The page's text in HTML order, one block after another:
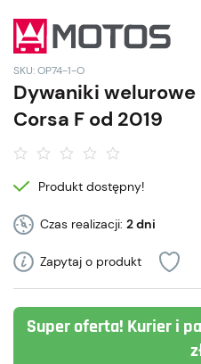
SKU: OP74-1-O
Dywaniki welurowe
Corsa F od 2019
Produkt dostępny!
Czas realizacji: 2 dni
Zapytaj o produkt
Super oferta! Kurier i